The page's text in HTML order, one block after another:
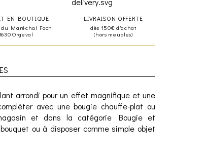
EN BOUTIQUE
du Maréchal Foch
Orgeval
LIVRAISON OFFERTE
dès 150€ d'achat
(hors meubles)
arrondi pour un effet magnifique et une
avec une bougie chauffe-plat ou
et dans la catégorie Bougie et
ou à disposer comme simple objet